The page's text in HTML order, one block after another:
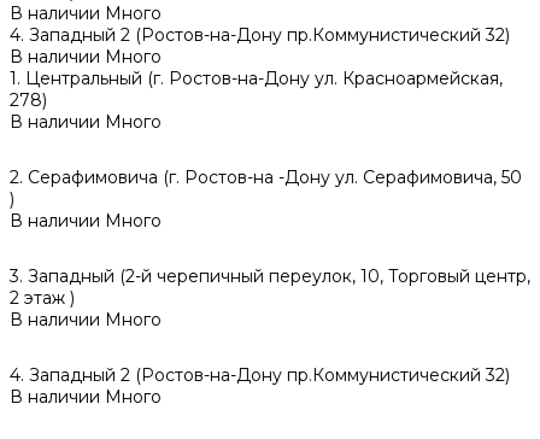
В наличии Много
4. Западный 2 (Ростов-на-Дону пр.Коммунистический 32)
В наличии Много
1. Центральный (г. Ростов-на-Дону ул. Красноармейская,
278)
В наличии Много
2. Серафимовича (г. Ростов-на -Дону ул. Серафимовича, 50
)
В наличии Много
3. Западный (2-й черепичный переулок, 10, Торговый центр,
2 этаж )
В наличии Много
4. Западный 2 (Ростов-на-Дону пр.Коммунистический 32)
В наличии Много